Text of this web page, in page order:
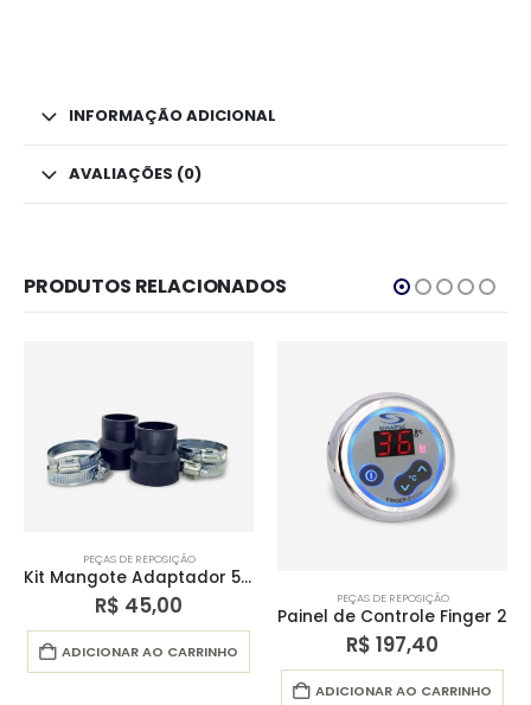
INFORMAÇÃO ADICIONAL
AVALIAÇÕES (0)
PRODUTOS RELACIONADOS
PEÇAS DE REPOSIÇÃO
Painel de Controle Finger 2
R$197,40
PEÇAS DE REPOSIÇÃO
Caixa de Comando Finger Cromo
R$ 471,80
ADICIONAR AO CARRINHO